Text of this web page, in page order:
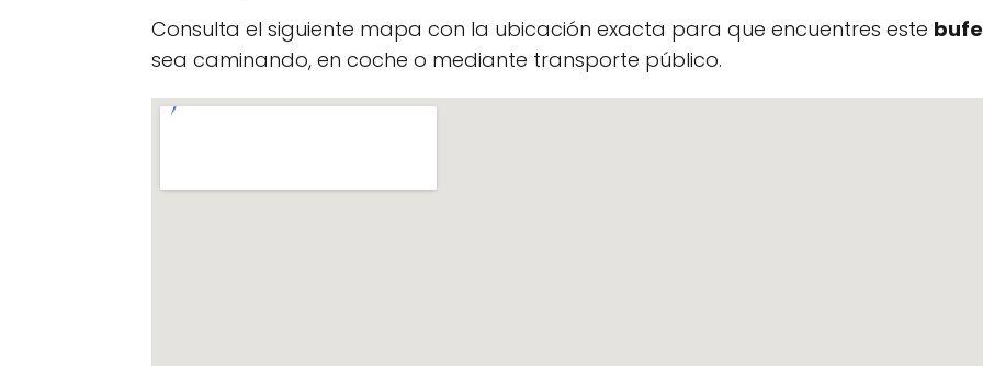
Consulta el siguiente mapa con la ubicación exacta para que encuentres este
sea caminando, en coche o mediante transporte público.